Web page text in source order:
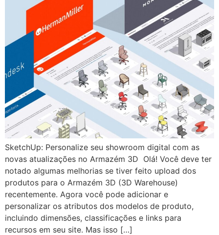
SketchUp: Personalize seu showroom digital com as
novas atualizações no Armazém 3D Olá! Você deve ter
notado algumas melhorias se tiver feito upload dos
produtos para o Armazém 3D (3D Warehouse)
recentemente. Agora você pode adicionar e
personalizar os atributos dos modelos de produto,
incluindo dimensões, classificações e links para
recursos em seu site. Mas isso […]